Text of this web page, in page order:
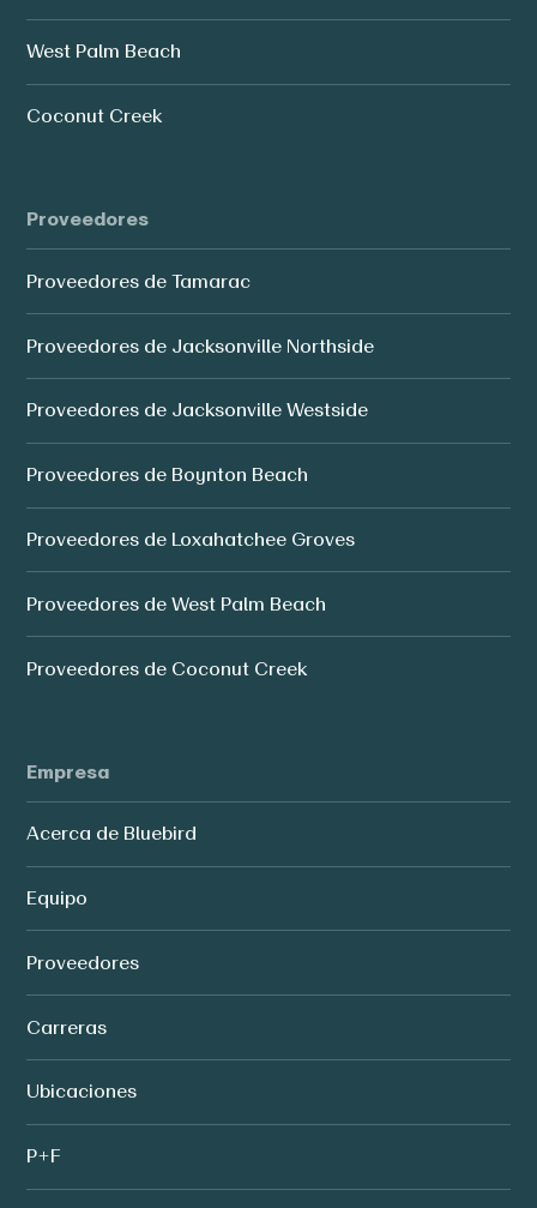
West Palm Beach
Coconut Creek
Proveedores
Proveedores de Tamarac
Proveedores de Jacksonville Northside
Proveedores de Jacksonville Westside
Proveedores de Boynton Beach
Proveedores de Loxahatchee Groves
Proveedores de West Palm Beach
Proveedores de Coconut Creek
Empresa
Acerca de Bluebird
Equipo
Proveedores
Carreras
Ubicaciones
P+F